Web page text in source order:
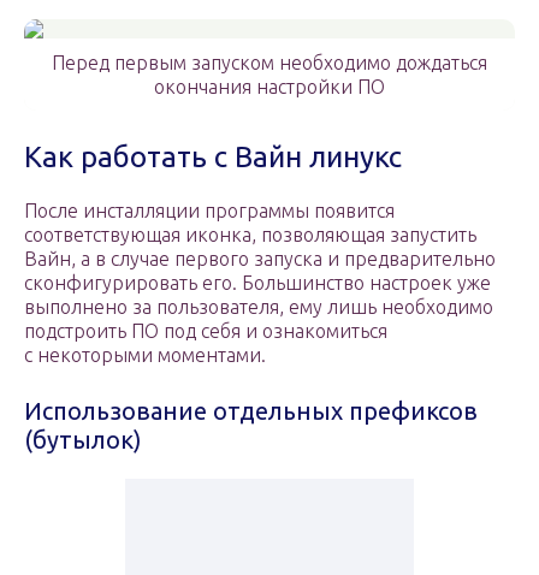
Перед первым запуском необходимо дождаться
окончания настройки ПО
Как работать с Вайн линукс
После инсталляции программы появится
соответствующая иконка, позволяющая запустить
Вайн, а в случае первого запуска и предварительно
сконфигурировать его. Большинство настроек уже
выполнено за пользователя, ему лишь необходимо
подстроить ПО под себя и ознакомиться
с некоторыми моментами.
Использование отдельных префиксов
(бутылок)